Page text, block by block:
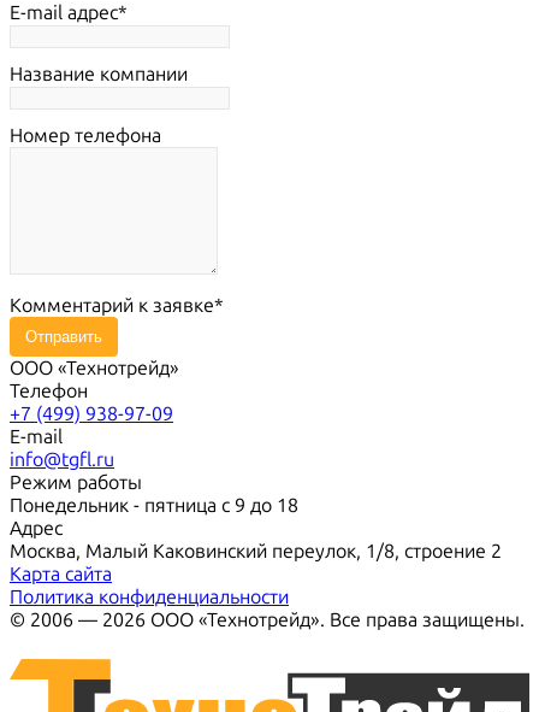
E-mail адрес
Название компании
Номер телефона
Комментарий к заявке
Отправить
ООО «Технотрейд»
Телефон
+7 (499) 938-97-09
E-mail
info@tgfl.ru
Режим работы
Понедельник - пятница с 9 до 18
Адрес
Москва, Малый Каковинский переулок, 1/8, строение 2
Карта сайта
Политика конфиденциальности
© 2006 — 2026 ООО «Технотрейд». Все права защищены.